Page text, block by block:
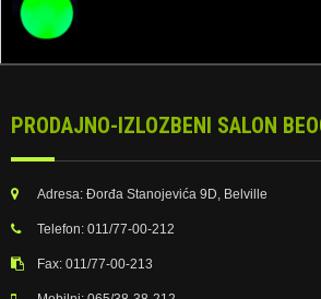
PRODAJNO-IZLOZBENI SALON
Adresa: Đorđa Stanojevića 9D, Belville
Telefon: 011/77-00-212
Fax: 011/77-00-213